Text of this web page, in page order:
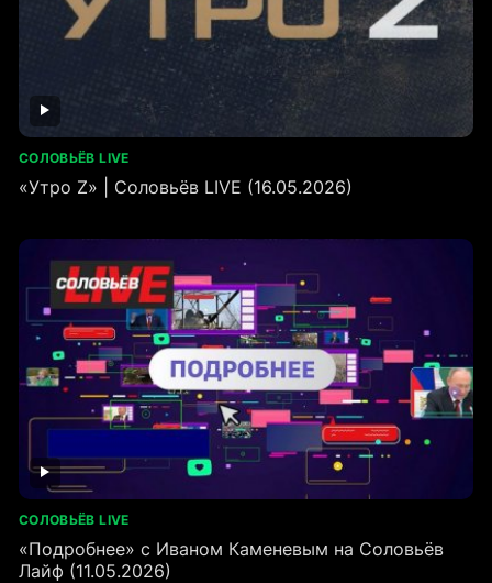
СОЛОВЬЁВ LIVE
«Утро Z» | Соловьёв LIVE (16.05.2026)
СОЛОВЬЁВ LIVE
«Подробнее» с Иваном Каменевым на Соловьёв
Лайф (11.05.2026)